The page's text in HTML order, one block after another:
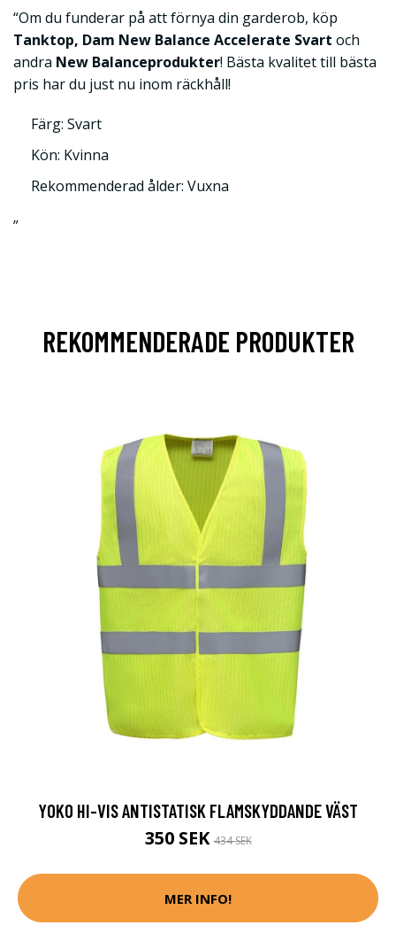
“Om du funderar på att förnya din garderob, köp
Tanktop, Dam New Balance Accelerate Svart och
andra New Balanceprodukter! Bästa kvalitet till bästa
pris har du just nu inom räckhåll!
Färg: Svart
Kön: Kvinna
Rekommenderad ålder: Vuxna
”
REKOMMENDERADE PRODUKTER
YOKO HI-VIS ANTISTATISK FLAMSKYDDANDE VÄST
350 SEK434 SEK
MER INFO!